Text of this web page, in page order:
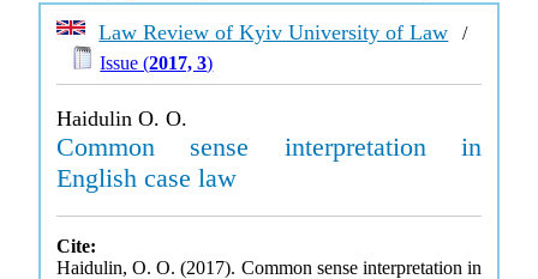
Law Review of Kyiv University of Law /
Issue (2017, 3)
Haidulin O. O.
Common sense interpretation in
English case law
Cite:
Haidulin, O. O. (2017). Common sense interpretation in